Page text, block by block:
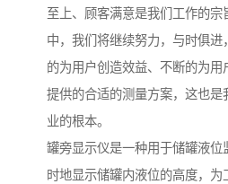
至上、顾客满意是我们工作的
中，我们将继续努力，与时俱
的为用户创造效益、不断的为用
提供的合适的测量方案，这也是
业的根本。
罐旁显示仪是一种用于储罐液位
时地显示储罐内液位的高度，